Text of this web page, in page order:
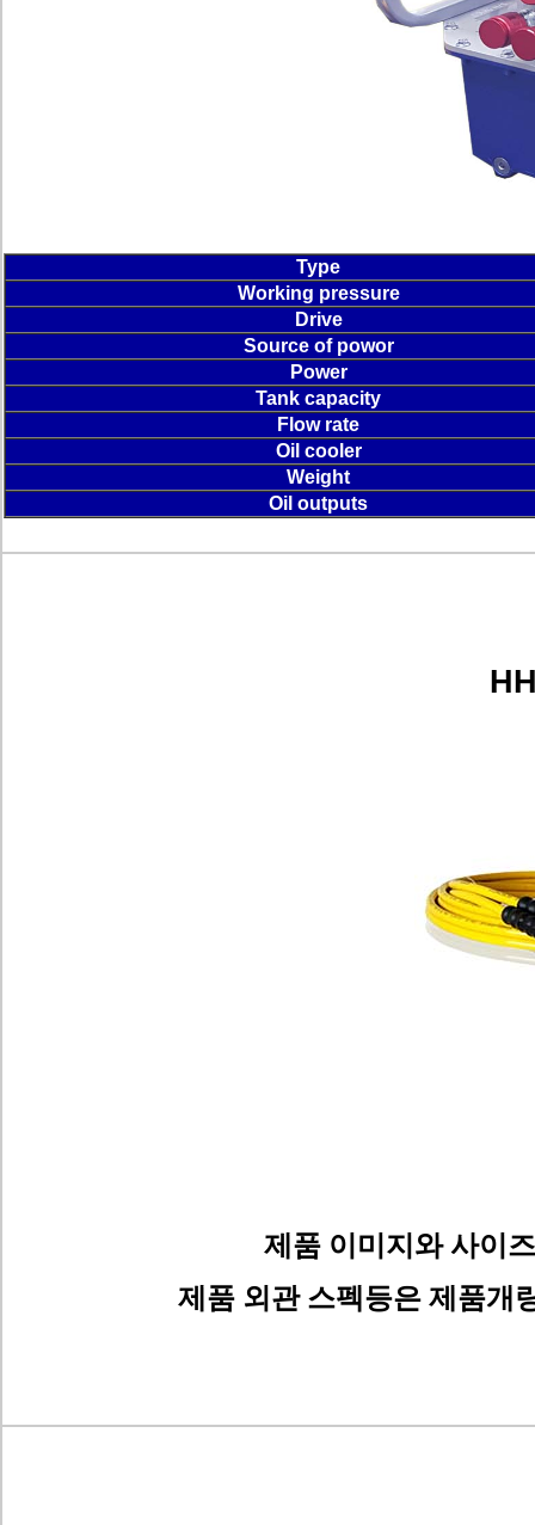
Type
Working pressure
Drive
Source of powor
Power
Tank capacity
Flow rate
Oil cooler
Weight
Oil outputs
제품 이미지와 사이
제품 외관 스펙등은 제품개